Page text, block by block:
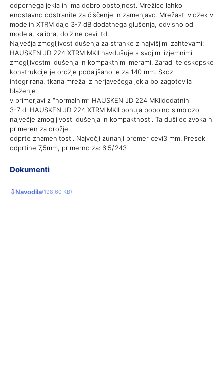
odpornega jekla in ima dobro obstojnost. Mrežico lahko
enostavno odstranite za čiščenje in zamenjavo. Mrežasti vložek v
modelih XTRM daje 3-7 dB dodatnega glušenja, odvisno od
modela, kalibra, dolžine cevi itd.
Največja zmogljivost dušenja za stranke z najvišjimi zahtevami:
HAUSKEN JD 224 XTRM MKII navdušuje s svojimi izjemnimi
zmogljivostmi dušenja in kompaktnimi merami. Zaradi teleskopske
konstrukcije je orožje podaljšano le za 140 mm. Skozi
integrirana, tkana mreža iz nerjavečega jekla bo zagotovila
blaženje
v primerjavi z “normalnim” HAUSKEN JD 224 MKIIdodatnih
3-7 d. HAUSKEN JD 224 XTRM MKII ponuja popolno simbiozo
največje zmogljivosti dušenja in kompaktnosti. Ta dušilec zvoka ni
primeren za orožje
odprte znamenitosti. Največji zunanji premer cevi3 mm. Presek
odprtine 7,5mm, primerno za: 6.5/.243
Dokumenti
⇩Navodila(198,60 KB)